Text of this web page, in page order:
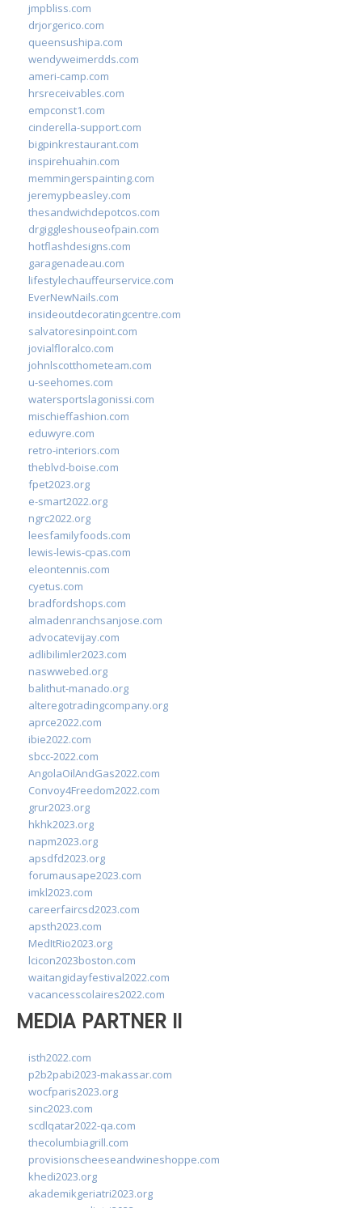
jmpbliss.com
drjorgerico.com
queensushipa.com
wendyweimerdds.com
ameri-camp.com
hrsreceivables.com
empconst1.com
cinderella-support.com
bigpinkrestaurant.com
inspirehuahin.com
memmingerspainting.com
jeremypbeasley.com
thesandwichdepotcos.com
drgiggleshouseofpain.com
hotflashdesigns.com
garagenadeau.com
lifestylechauffeurservice.com
EverNewNails.com
insideoutdecoratingcentre.com
salvatoresinpoint.com
jovialfloralco.com
johnlscotthometeam.com
u-seehomes.com
watersportslagonissi.com
mischieffashion.com
eduwyre.com
retro-interiors.com
theblvd-boise.com
fpet2023.org
e-smart2022.org
ngrc2022.org
leesfamilyfoods.com
lewis-lewis-cpas.com
eleontennis.com
cyetus.com
bradfordshops.com
almadenranchsanjose.com
advocatevijay.com
adlibilimler2023.com
naswwebed.org
balithut-manado.org
alteregotradingcompany.org
aprce2022.com
ibie2022.com
sbcc-2022.com
AngolaOilAndGas2022.com
Convoy4Freedom2022.com
grur2023.org
hkhk2023.org
napm2023.org
apsdfd2023.org
forumausape2023.com
imkl2023.com
careerfaircsd2023.com
apsth2023.com
MedItRio2023.org
lcicon2023boston.com
waitangidayfestival2022.com
vacancesscolaires2022.com
MEDIA PARTNER II
isth2022.com
p2b2pabi2023-makassar.com
wocfparis2023.org
sinc2023.com
scdlqatar2022-qa.com
thecolumbiagrill.com
provisionscheeseandwineshoppe.com
khedi2023.org
akademikgeriatri2023.org